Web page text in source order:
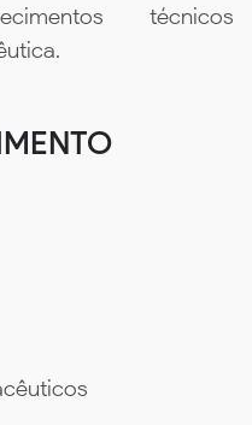
técnicos